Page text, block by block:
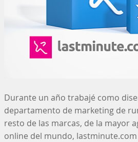
Durante un año trabajé como
departamento de marketing de
resto de las marcas, de la mayor
online del mundo,